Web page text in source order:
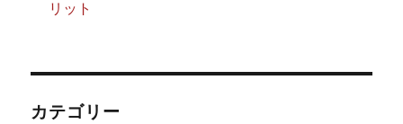
リット
カテゴリー